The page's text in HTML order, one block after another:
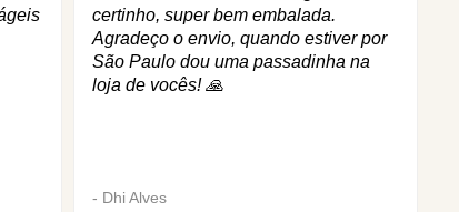
certinho, super bem embalada.
Agradeço o envio, quando estiver por
São Paulo dou uma passadinha na
loja de vocês! 🙏
- Dhi Alves